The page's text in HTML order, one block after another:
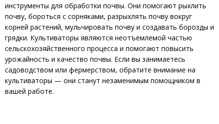
инструменты для обработки почвы. Они помогают рыхлить
почву, бороться с сорняками, разрыхлять почву вокруг
корней растений, мульчировать почву и создавать борозды и
грядки. Культиваторы являются неотъемлемой частью
сельскохозяйственного процесса и помогают повысить
урожайность и качество почвы. Если вы занимаетесь
садоводством или фермерством, обратите внимание на
культиваторы — они станут незаменимым помощником в
вашей работе.